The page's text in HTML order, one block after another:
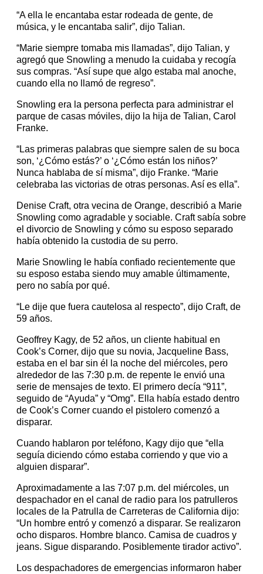
“A ella le encantaba estar rodeada de gente, de
música, y le encantaba salir”, dijo Talian.
“Marie siempre tomaba mis llamadas”, dijo Talian, y
agregó que Snowling a menudo la cuidaba y recogía
sus compras. “Así supe que algo estaba mal anoche,
cuando ella no llamó de regreso”.
Snowling era la persona perfecta para administrar el
parque de casas móviles, dijo la hija de Talian, Carol
Franke.
“Las primeras palabras que siempre salen de su boca
son, ‘¿Cómo estás?’ o ‘¿Cómo están los niños?’
Nunca hablaba de sí misma”, dijo Franke. “Marie
celebraba las victorias de otras personas. Así es ella”.
Denise Craft, otra vecina de Orange, describió a Marie
Snowling como agradable y sociable. Craft sabía sobre
el divorcio de Snowling y cómo su esposo separado
había obtenido la custodia de su perro.
Marie Snowling le había confiado recientemente que
su esposo estaba siendo muy amable últimamente,
pero no sabía por qué.
“Le dije que fuera cautelosa al respecto”, dijo Craft, de
59 años.
Geoffrey Kagy, de 52 años, un cliente habitual en
Cook’s Corner, dijo que su novia, Jacqueline Bass,
estaba en el bar sin él la noche del miércoles, pero
alrededor de las 7:30 p.m. de repente le envió una
serie de mensajes de texto. El primero decía “911”,
seguido de “Ayuda” y “Omg”. Ella había estado dentro
de Cook’s Corner cuando el pistolero comenzó a
disparar.
Cuando hablaron por teléfono, Kagy dijo que “ella
seguía diciendo cómo estaba corriendo y que vio a
alguien disparar”.
Aproximadamente a las 7:07 p.m. del miércoles, un
despachador en el canal de radio para los patrulleros
locales de la Patrulla de Carreteras de California dijo:
“Un hombre entró y comenzó a disparar. Se realizaron
ocho disparos. Hombre blanco. Camisa de cuadros y
jeans. Sigue disparando. Posiblemente tirador activo”.
Los despachadores de emergencias informaron haber